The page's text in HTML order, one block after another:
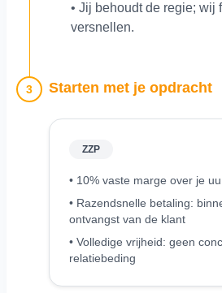
• Jij behoudt de regie; wij
versnellen.
3 Starten met je opdracht
ZZP
• 10% vaste marge over je
• Razendsnelle betaling:
ontvangst van de klant
• Volledige vrijheid: geen
relatiebeding